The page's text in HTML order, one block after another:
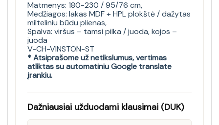
Matmenys: 180-230 / 95/76 cm,
Medžiagos: lakas MDF + HPL plokštė / dažytas
milteliniu būdu plienas,
Spalva: viršus – tamsi pilka / juoda, kojos –
juoda
V-CH-VINSTON-ST
* Atsiprašome už netikslumus, vertimas
atliktas su automatiniu Google translate
įrankiu.
Dažniausiai užduodami klausimai (DUK)